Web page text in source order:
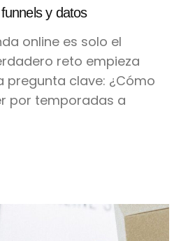
y datos
online es solo el
reto empieza
pregunta clave: ¿Cómo
por temporadas a